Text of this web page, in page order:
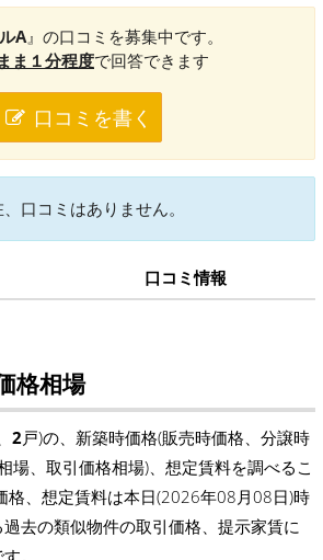
A』の口コミを募集中です。
ま１分程度で回答できます
口コミを書く
口コミはありません。
口コミ情報
格相場
2戸)の、新築時価格(販売時価格、分譲時
場、取引価格相場)、想定賃料を調べるこ
格、想定賃料は本日(2026年08月08日)時
去の類似物件の取引価格、提示家賃に